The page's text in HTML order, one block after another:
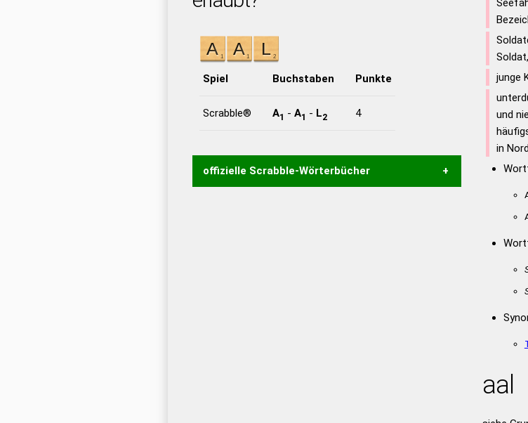
Spiel Buchstaben Punkte
Scrabble® A1 - A1 - L2 4
offizielle Scrabble-Wörterbücher
junge
und
in
aal